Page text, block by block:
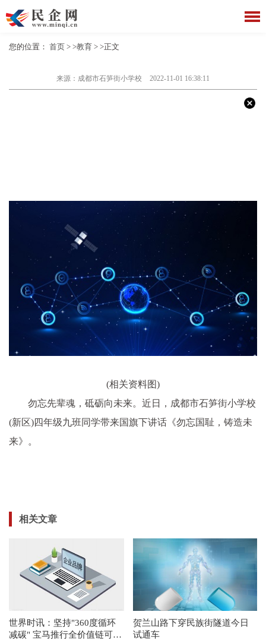
您的位置： 首页 > >教育 > >正文
来源：成都市石笋街小学校 2022-11-01 16:38:11
(相关资料图)
勿忘先辈魂，砥砺向未来。近日，成都市石笋街小学校
(新区)四年级九班同学带来国旗下讲话《勿忘国耻，铸造未
来》。
相关文章
世界时讯：坚持"360度循环
减碳" 宝马推行全价值链可持
贺兰山路下穿民族街隧道今日
试通车